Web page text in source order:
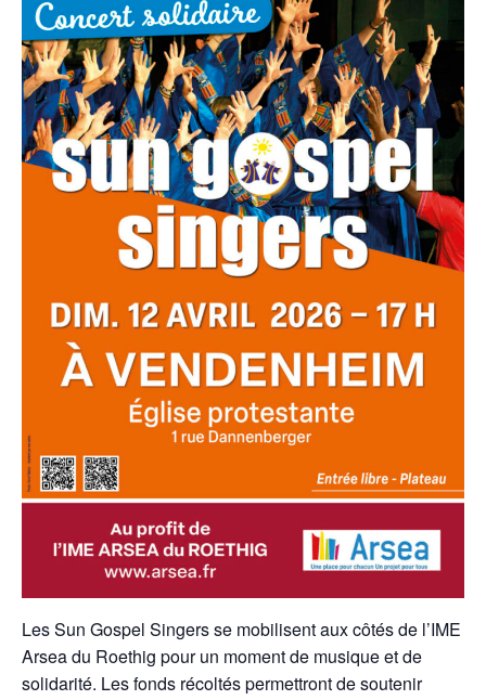
Les Sun Gospel Singers se mobilisent aux côtés de l’IME
Arsea du Roethig pour un moment de musique et de
solidarité. Les fonds récoltés permettront de soutenir